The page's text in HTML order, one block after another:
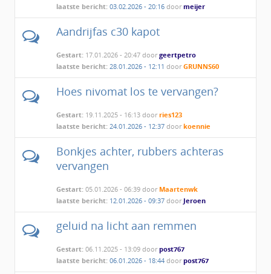
laatste bericht: 03.02.2026 - 20:16doormeijer
Aandrijfas c30 kapot
Gestart: 17.01.2026 - 20:47 doorgeertpetro
laatste bericht: 28.01.2026 - 12:11doorGRUNNS60
Hoes nivomat los te vervangen?
Gestart: 19.11.2025 - 16:13 doorries123
laatste bericht: 24.01.2026 - 12:37doorkoennie
Bonkjes achter, rubbers achteras
vervangen
Gestart: 05.01.2026 - 06:39 door Maartenwk
laatste bericht: 12.01.2026 - 09:37door Jeroen
geluid na licht aan remmen
Gestart: 06.11.2025 - 13:09 doorpost767
laatste bericht: 06.01.2026 - 18:44doorpost767